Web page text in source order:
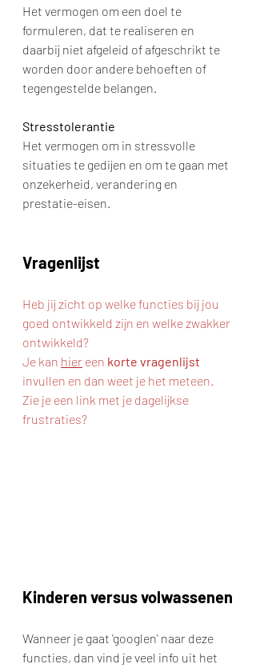
Het vermogen om een doel te
formuleren, dat te realiseren en
daarbij niet afgeleid of afgeschrikt te
worden door andere behoeften of
tegengestelde belangen.
Stresstolerantie
Het vermogen om in stressvolle
situaties te gedijen en om te gaan met
onzekerheid, verandering en
prestatie-eisen.
Vragenlijst
Heb jij zicht op welke functies bij jou
goed ontwikkeld zijn en welke zwakker
ontwikkeld?
Je kan hier een korte vragenlijst
invullen en dan weet je het meteen.
Zie je een link met je dagelijkse
frustraties?
Kinderen versus volwassenen
Wanneer je gaat 'googlen' naar deze
functies, dan vind je veel info uit het